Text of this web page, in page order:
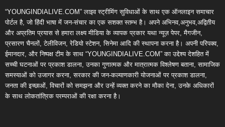
“YOUNGINDIALIVE.COM” लाइव स्ट्रीमिंग सुविधाओं के साथ एक ऑनलाइन समाचार
पोर्टल है, जो हिंदी भाषा में जन-संचार का एक सशक्त स्तम्भ है। अपने अभिनव,अनुभव,अद्वितीय
और अप्रतिम प्रयास से हमारा लक्ष्य मीडिया के व्यापक प्रकार यथा न्यूज़ पेपर, मैगजीन,
प्रसारण चैनलों, टेलीविजन, रेडियो स्टेशन, सिनेमा आदि की स्थापना करना है। अपनी परिपक्व,
ईमानदार, और निष्पक्ष टीम के साथ “YOUNGINDIALIVE.COM” का उद्देश्य देशहित में
सच्ची घटनाओं पर प्रकाश डालना, उनका गुणात्मक और मात्रात्मक विश्लेषण बताना, सामाजिक
समस्याओं को उजागर करना, सरकार की जन-कल्याणकारी योजनाओं पर प्रकाश डालना,
जनता की इच्छाओं, विचारों को समझना और उन्हें व्यक्त करने का मौका देना, उनके अधिकारों
के साथ लोकतांत्रिक परम्पराओं की रक्षा करना है।